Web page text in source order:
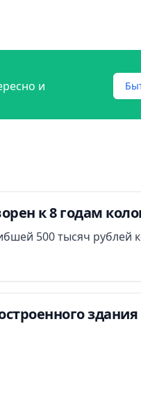
и
к 8 годам
500 тысяч